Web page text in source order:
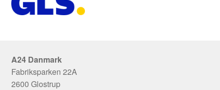
A24 Danmark
Fabriksparken 22A
2600 Glostrup